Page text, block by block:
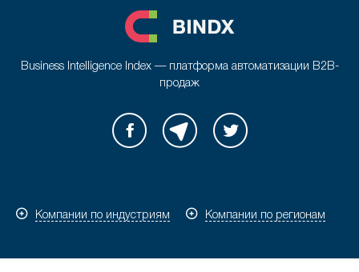
Business Intelligence Index — платформа автоматизации B2B-
продаж
Компании по индустриям Компании по регионам